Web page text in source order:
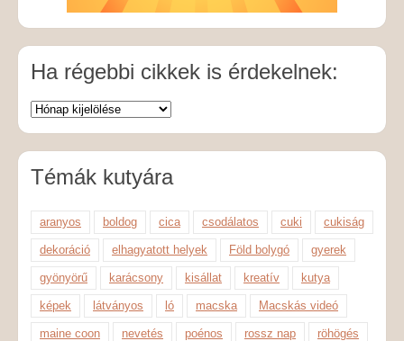
Ha régebbi cikkek is érdekelnek:
Témák kutyára
aranyos boldog cica csodálatos cuki cukiság
dekoráció elhagyatott helyek Föld bolygó gyerek
gyönyörű karácsony kisállat kreatív kutya
képek látványos ló macska Macskás videó
maine coon nevetés poénos rossz nap röhögés